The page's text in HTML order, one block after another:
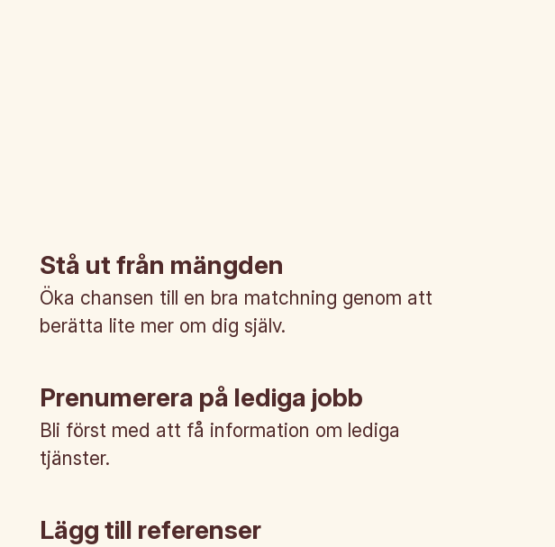
Stå ut från mängden
Öka chansen till en bra matchning genom att
berätta lite mer om dig själv.
Prenumerera på lediga jobb
Bli först med att få information om lediga
tjänster.
Lägg till referenser